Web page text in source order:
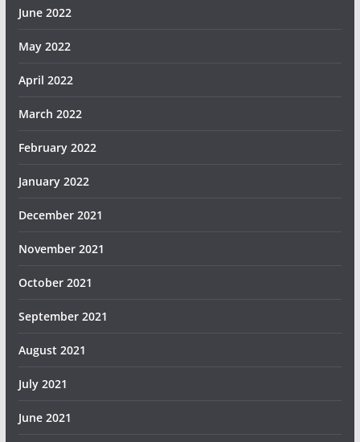
June 2022
May 2022
April 2022
March 2022
February 2022
January 2022
December 2021
November 2021
October 2021
September 2021
August 2021
July 2021
June 2021